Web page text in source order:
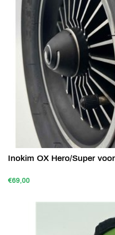
Inokim OX Hero/Super
€69,00